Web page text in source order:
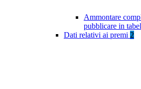
Ammontare
pubblicare in
Dati relativi ai premi 2